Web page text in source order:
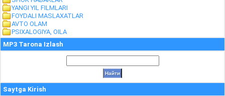
YANGI YIL FILMLARI
FOYDALI MASLAXATLAR
AVTO OLAM
PSIXALOGIYA, OILA
MP3 Tarona Izlash
Saytga Kirish